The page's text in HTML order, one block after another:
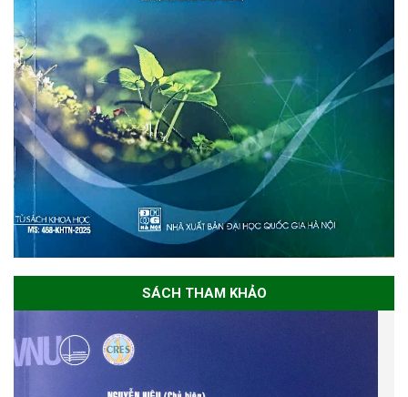
SÁCH THAM KHẢO